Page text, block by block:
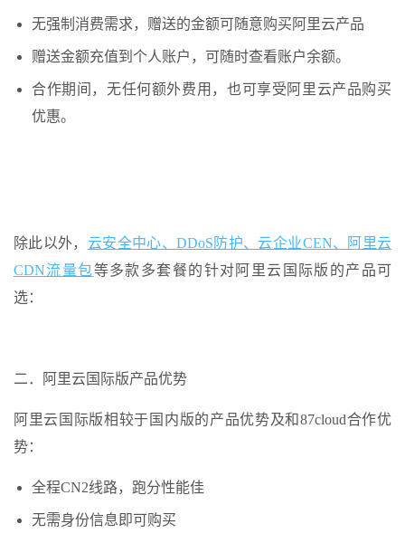
无强制消费需求，赠送的金额可随意购买阿里云产品
赠送金额充值到个人账户，可随时查看账户余额。
合作期间，无任何额外费用，也可享受阿里云产品购买
优惠。
除此以外， 云安全中心、DDoS防护、云企业CEN、阿里云
CDN流量包等多款多套餐的针对阿里云国际版的产品可
选：
二．阿里云国际版产品优势
阿里云国际版相较于国内版的产品优势及和87cloud合作优
势：
全程CN2线路，跑分性能佳
无需身份信息即可购买